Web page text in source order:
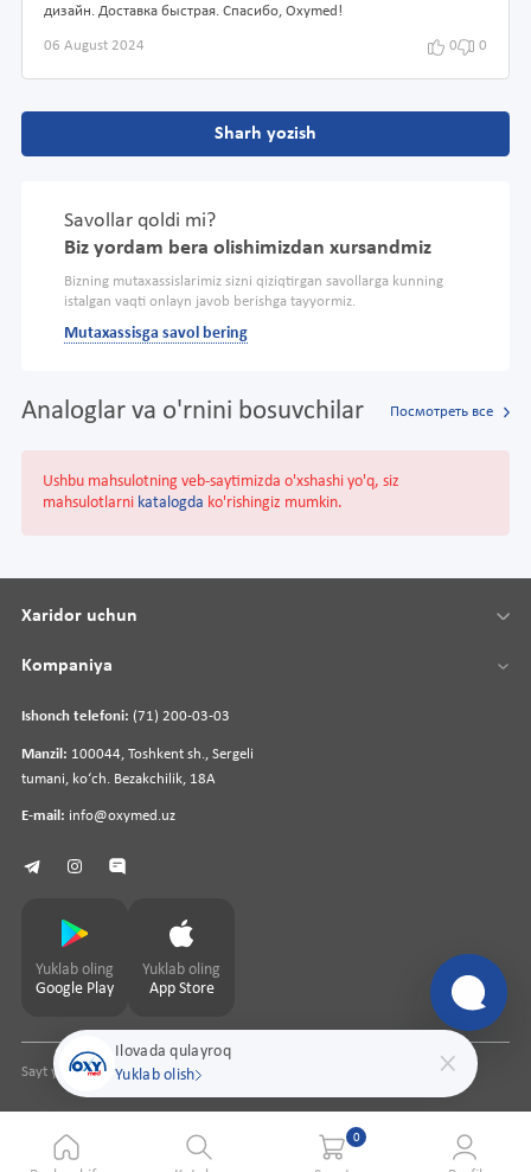
дизайн. Доставка быстрая. Спасибо, Oxymed!
06 August 2024 0 0
Sharh yozish
Savollar qoldi mi?
Biz yordam bera olishimizdan xursandmiz
Bizning mutaxassislarimiz sizni qiziqtirgan savollarga kunning
istalgan vaqti onlayn javob berishga tayyormiz.
Mutaxassisga savol bering
Analoglar va o'rnini bosuvchilar Посмотреть все
Ushbu mahsulotning veb-saytimizda o'xshashi yo'q, siz
mahsulotlarni katalogda ko'rishingiz mumkin.
Ilovada qulayroq
Yuklab olish
Ishonch telefoni: (71) 200-03-03
Manzil: 100044, Toshkent sh., Sergeli
tumani, koʻch. Bezakchilik, 18A
E-mail: info@oxymed.uz
Xaridor uchun
Kompaniya
Yuklab oling
Google Play
Yuklab oling
App Store
Sayt yaratuvchipharmit.uz
0